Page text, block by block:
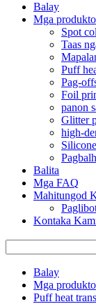
Balay
Mga produkto
Spot
Taas
Puff
Pag-
Foil
panon
Glitter
high-
Balita
Mga FAQ
Mahitungod
Kontaka
Balay
Mga produkto
Puff heat